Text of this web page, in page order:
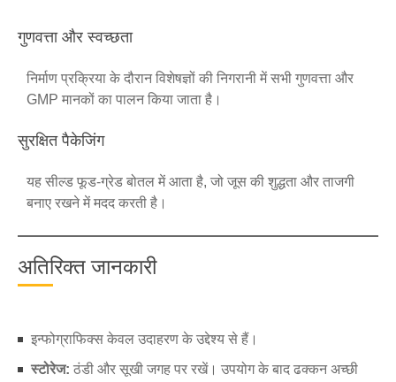
गुणवत्ता और स्वच्छता
निर्माण प्रक्रिया के दौरान विशेषज्ञों की निगरानी में सभी गुणवत्ता और
GMP मानकों का पालन किया जाता है।
सुरक्षित पैकेजिंग
यह सील्ड फूड-ग्रेड बोतल में आता है, जो जूस की शुद्धता और ताजगी
बनाए रखने में मदद करती है।
अतिरिक्त जानकारी
इन्फोग्राफिक्स केवल उदाहरण के उद्देश्य से हैं।
स्टोरेज: ठंडी और सूखी जगह पर रखें। उपयोग के बाद ढक्कन अच्छी